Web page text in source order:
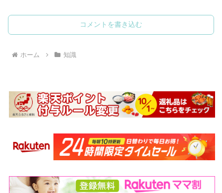
コメントを書き込む
ホーム 知識